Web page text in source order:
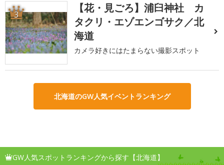
3
【花・見ごろ】浦臼神社 カ
タクリ・エゾエンゴサク／北
海道
カメラ好きにはたまらない撮影スポット
北海道のGW人気イベントランキング
GW人気スポットランキングから探す【北海道】